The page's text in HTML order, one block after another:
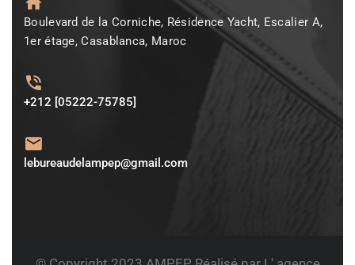
Boulevard de la Corniche, Résidence Yacht, Escalier A,
1er étage, Casablanca, Maroc
+212 [05222-75785]
lebureaudelampep@gmail.com